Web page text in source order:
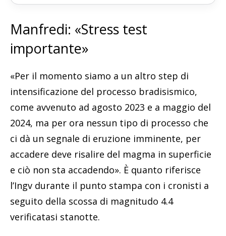
Manfredi: «Stress test
importante»
«Per il momento siamo a un altro step di
intensificazione del processo bradisismico,
come avvenuto ad agosto 2023 e a maggio del
2024, ma per ora nessun tipo di processo che
ci dà un segnale di eruzione imminente, per
accadere deve risalire del magma in superficie
e ciò non sta accadendo». È quanto riferisce
l’Ingv durante il punto stampa con i cronisti a
seguito della scossa di magnitudo 4.4
verificatasi stanotte.